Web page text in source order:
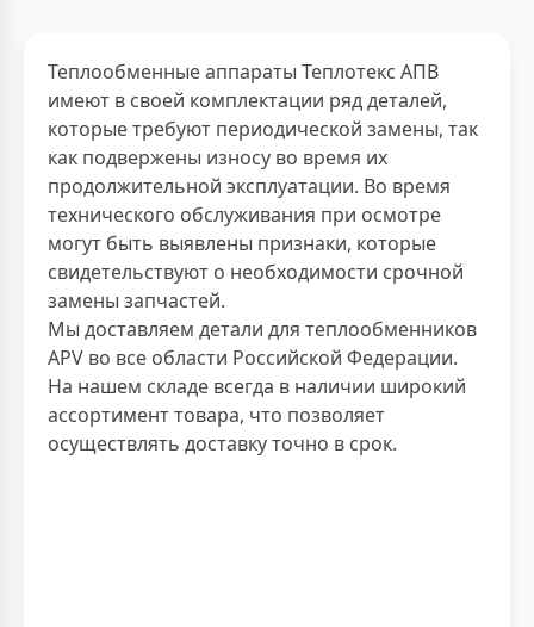
Теплообменные аппараты Теплотекс АПВ
имеют в своей комплектации ряд деталей,
которые требуют периодической замены, так
как подвержены износу во время их
продолжительной эксплуатации. Во время
технического обслуживания при осмотре
могут быть выявлены признаки, которые
свидетельствуют о необходимости срочной
замены запчастей.
Мы доставляем детали для теплообменников
APV во все области Российской Федерации.
На нашем складе всегда в наличии широкий
ассортимент товара, что позволяет
осуществлять доставку точно в срок.